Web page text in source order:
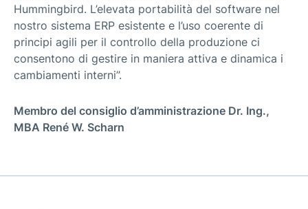
Hummingbird. L’elevata portabilità del software nel
nostro sistema ERP esistente e l’uso coerente di
principi agili per il controllo della produzione ci
consentono di gestire in maniera attiva e dinamica i
cambiamenti interni”.
Membro del consiglio d’amministrazione Dr. Ing.,
MBA René W. Scharn